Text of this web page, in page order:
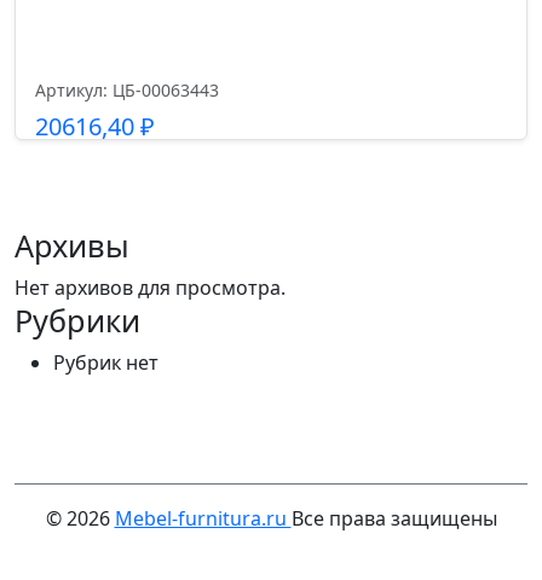
Артикул: ЦБ-00063443
20616,40₽
Архивы
Нет архивов для просмотра.
Рубрики
Рубрик нет
© 2026 Mebel-furnitura.ru Все права защищены